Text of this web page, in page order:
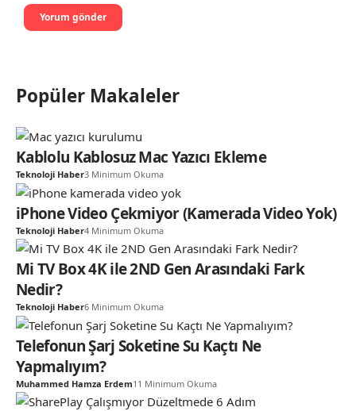
Popüler Makaleler
Kablolu Kablosuz Mac Yazıcı Ekleme
Teknoloji Haber3 Minimum Okuma
iPhone Video Çekmiyor (Kamerada Video Yok)
Teknoloji Haber4 Minimum Okuma
Mi TV Box 4K ile 2ND Gen Arasındaki Fark
Nedir?
Teknoloji Haber6 Minimum Okuma
Telefonun Şarj Soketine Su Kaçtı Ne
Yapmalıyım?
Muhammed Hamza Erdem11 Minimum Okuma